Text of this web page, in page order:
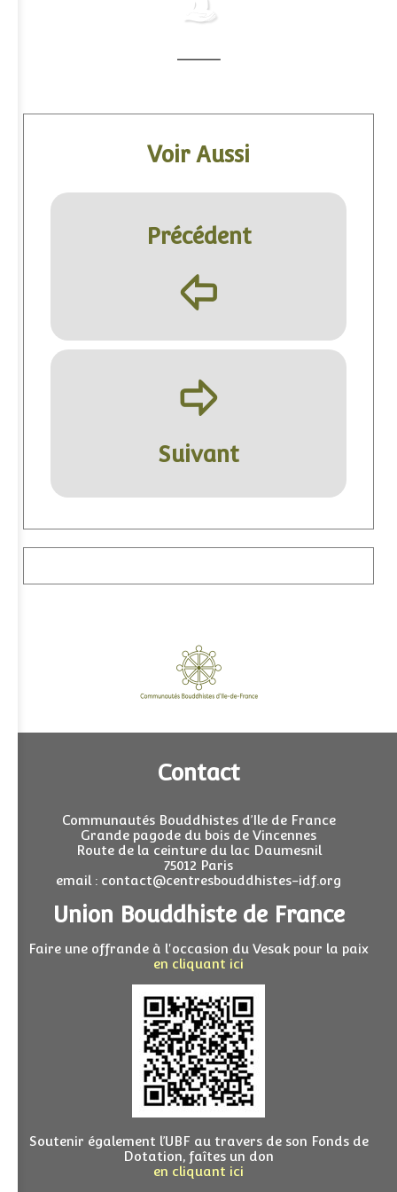
Voir Aussi
Précédent
þ
ÿ
Suivant
Contact
Communautés Bouddhistes d’Ile de France
Grande pagode du bois de Vincennes
Route de la ceinture du lac Daumesnil
75012 Paris
email : contact@centresbouddhistes-idf.org
Union Bouddhiste de France
Faire une offrande à l'occasion du Vesak pour la paix
en cliquant ici
Soutenir également l’UBF au travers de son Fonds de
Dotation, faîtes un don
en cliquant ici